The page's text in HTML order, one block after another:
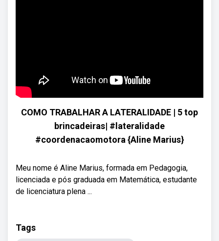
COMO TRABALHAR A LATERALIDADE | 5 top
brincadeiras| #lateralidade
#coordenacaomotora {Aline Marius}
Meu nome é Aline Marius, formada em Pedagogia,
licenciada e pós graduada em Matemática, estudante
de licenciatura plena ...
Tags